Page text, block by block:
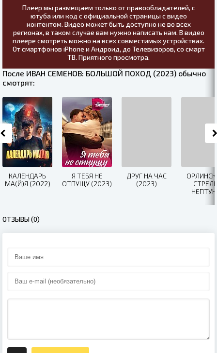
Плеер мы размещаем только от правообладателей, с
ютуба или код с официальной страницы с видео
контентом. Видео может быть доступно не во всех
регионах, в таком случае вам нужно написать нам. В видео
плеере смотреть можно на всех совместимых устройствах.
От смартфонов iPhone и Андроид, до Телевизоров, со смарт
ТВ. Приятного просмотра.
После ИВАН СЕМЕНОВ: БОЛЬШОЙ ПОХОД (2023) обычно
смотрят:
КАЛЕНДАРЬ
МА(Й)Я (2022)
Я ТЕБЯ НЕ
ОТПУЩУ (2023)
ДРУГ НА ЧАС
(2023)
ОТЗЫВЫ (0)